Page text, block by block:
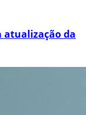
atualização da